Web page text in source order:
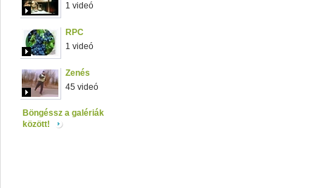
1 videó
RPC
1 videó
Zenés
45 videó
Böngéssz a galériák
között!